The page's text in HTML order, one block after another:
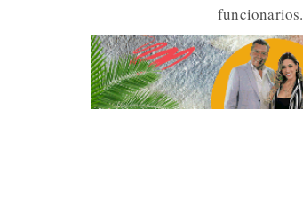
funcionarios.